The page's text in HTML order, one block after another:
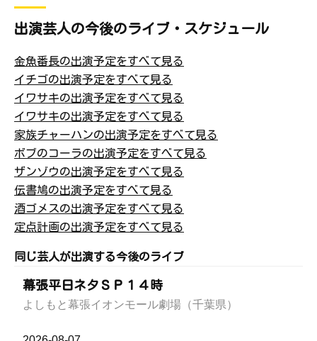
出演芸人の今後のライブ・スケジュール
金魚番長の出演予定をすべて見る
イチゴの出演予定をすべて見る
イワサキの出演予定をすべて見る
イワサキの出演予定をすべて見る
家族チャーハンの出演予定をすべて見る
ボブのコーラの出演予定をすべて見る
ザンゾウの出演予定をすべて見る
伝書鳩の出演予定をすべて見る
酒ゴメスの出演予定をすべて見る
定点計画の出演予定をすべて見る
同じ芸人が出演する今後のライブ
幕張平日ネタＳＰ１４時
よしもと幕張イオンモール劇場（千葉県）